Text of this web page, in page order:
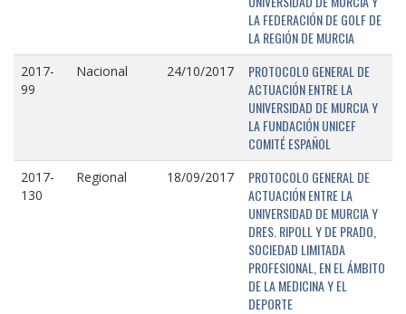
LA FEDERACIÓN DE GOLF DE
LA REGIÓN DE MURCIA
2017-
99
Nacional 24/10/2017
PROTOCOLO GENERAL DE
ACTUACIÓN ENTRE LA
UNIVERSIDAD DE MURCIA Y
LA FUNDACIÓN UNICEF
COMITÉ ESPAÑOL
2017-
130
Regional 18/09/2017
PROTOCOLO GENERAL DE
ACTUACIÓN ENTRE LA
UNIVERSIDAD DE MURCIA Y
DRES. RIPOLL Y DE PRADO,
SOCIEDAD LIMITADA
PROFESIONAL, EN EL ÁMBITO
DE LA MEDICINA Y EL
DEPORTE